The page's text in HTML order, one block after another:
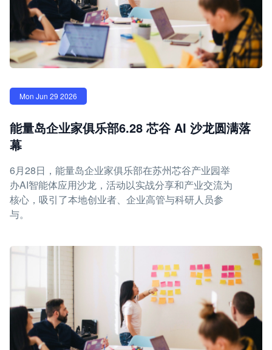
Mon Jun 29 2026
能量岛企业家俱乐部6.28 芯谷 AI 沙龙圆满落
幕
6月28日，能量岛企业家俱乐部在苏州芯谷产业园举
办AI智能体应用沙龙，活动以实战分享和产业交流为
核心，吸引了本地创业者、企业高管与科研人员参
与。